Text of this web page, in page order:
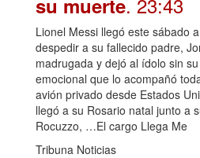
su muerte
Lionel Messi llegó este sábado
despedir a su fallecido padre,
madrugada y dejó al ídolo sin
emocional que lo acompañó
avión privado desde Estados
llegó a su Rosario natal junto a
Rocuzzo, …El cargo Llega Me
Tribuna Noticias